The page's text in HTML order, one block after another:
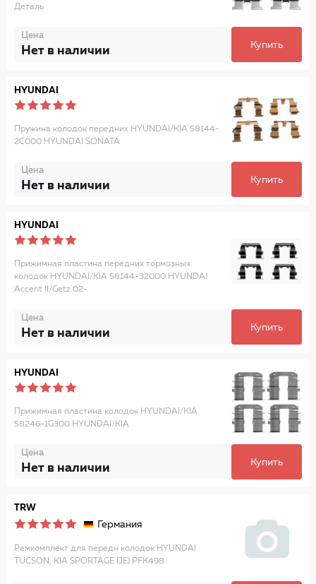
Деталь
Цена
Нет в наличии Купить
HYUNDAI
Пружина колодок передних HYUNDAI/KIA 58144-
2C000 HYUNDAI SONATA
Цена
Нет в наличии Купить
HYUNDAI
Прижимная пластина передних тормозных
колодок HYUNDAI/KIA 58144-32000 HYUNDAI
Accent II/Getz 02-
Цена
Нет в наличии Купить
HYUNDAI
Прижимная пластина колодок HYUNDAI/KIA
58246-1G300 HYUNDAI/KIA
Цена
Нет в наличии Купить
TRW
Германия
Ремкомплект для передн колодок HYUNDAI
TUCSON, KIA SPORTAGE (JE) PFK498